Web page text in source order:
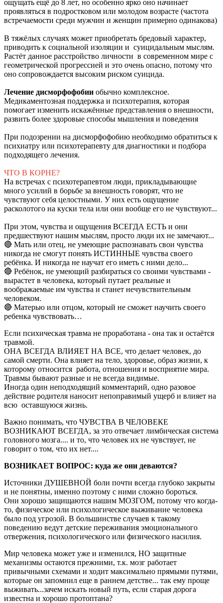
ощущать ещё до 8 лет, но особенно ярко оно начинает
проявляться в подростковом или молодом возрасте (частота
встречаемости среди мужчин и женщин примерно одинакова)
В тяжёлых случаях может приобретать бредовый характер,
приводить к социальной изоляции и суицидальным мыслям.
Растёт данное расстройство личности в современном мире с
геометрической прогрессией и это очень опасно, потому что
оно сопровождается высоким риском суицида.
Лечение дисморфофобии обычно комплексное.
Медикаментозная поддержка и психотерапия, которая
помогает изменить искажённые представления о внешности,
развить более здоровые способы мышления и поведения
При подозрении на дисморфофобию необходимо обратиться к
психиатру или психотерапевту для диагностики и подбора
подходящего лечения.
ЧТО В КОРНЕ?
На встречах с психотерапевтом люди, прикладывающие
много усилий в борьбе за внешность говорят, что не
чувствуют себя целостными. У них есть ощущение
расколотого на куски тела или они вообще его не чувствуют...
При этом, чувства и ощущения ВСЕГДА ЕСТЬ и они
предшествуют нашим мыслям, просто люди их не замечают...
🔴 Мать или отец, не умеющие распознавать свои чувства
никогда не смогут понять ИСТИННЫЕ чувства своего
ребёнка. И никогда не научат его иметь с ними дело...
🔴 Ребёнок, не умеющий разбираться со своими чувствами -
вырастет в человека, который путает реальные и
воображаемые им чувства и станет нечувствительным
человеком.
🔴 Матерью или отцом, который не сможет научить своего
ребенка чувствовать…
Если психическая травма не проработана - она так и остаётся
травмой.
ОНА ВСЕГДА ВЛИЯЕТ НА ВСЕ, что делает человек, до
самой смерти. Она влияет на тело, здоровье, образ жизни, к
которому относится работа, отношения и восприятие мира.
Травмы бывают разные и не всегда видимые.
Иногда один неподходящий комментарий, одно разовое
действие родителя наносит непоправимый ущерб и влияет на
всю оставшуюся жизнь.
Важно понимать, что ЧУВСТВА В ЧЕЛОВЕКЕ
ВОЗНИКАЮТ ВСЕГДА, за это отвечает лимбическая система
головного мозга.... и то, что человек их не чувствует, не
говорит о том, что их нет....
ВОЗНИКАЕТ ВОПРОС: куда же они деваются?
Источники ДУШЕВНОЙ боли почти всегда глубоко закрыты
и не понятны, именно поэтому с ними сложно бороться.
Они хорошо защищаются нашим МОЗГОМ, потому что когда-
то, физическое или психологическое выживание человека
было под угрозой. В большинстве случаев к такому
поведению ведут детские переживания эмоционального
отвержения, психологического или физического насилия.
Мир человека может уже и изменился, НО защитные
механизмы остаются прежними, т.к. мозг работает
привычными схемами и ходит максимально прямыми путями,
которые он запомнил еще в раннем детстве... так ему проще
выживать...зачем искать новый путь, если старая дорога
известна и хорошо протоптана?